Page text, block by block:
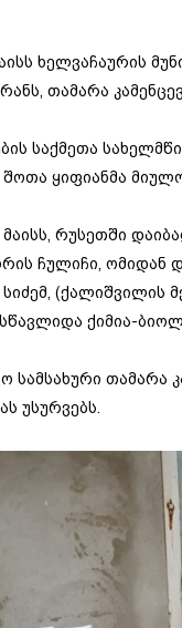
ხელვაჩაურის
თამარა
საქმეთა
ყიფიანმა
რუსეთში
ჩულიჩი, ომიდან
(ქალიშვილის
ქიმია-
სამსახური თამარა
უსურვებს.